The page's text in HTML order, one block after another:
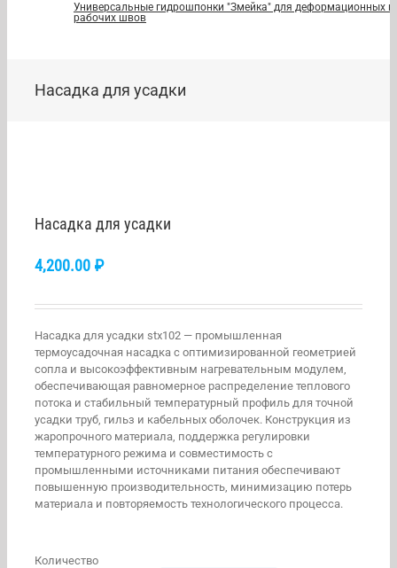
Универсальные гидрошпонки "Змейка" для деформационных и
рабочих швов
Насадка для усадки
Насадка для усадки
4,200.00 ₽
Насадка для усадки stx102 — промышленная
термоусадочная насадка с оптимизированной геометрией
сопла и высокоэффективным нагревательным модулем,
обеспечивающая равномерное распределение теплового
потока и стабильный температурный профиль для точной
усадки труб, гильз и кабельных оболочек. Конструкция из
жаропрочного материала, поддержка регулировки
температурного режима и совместимость с
промышленными источниками питания обеспечивают
повышенную производительность, минимизацию потерь
материала и повторяемость технологического процесса.
Количество